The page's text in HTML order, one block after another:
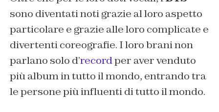
sono diventati noti grazie al loro aspetto
particolare e grazie alle loro complicate e
divertenti coreografie. I loro brani non
parlano solo d’recordper aver venduto
più album in tutto il mondo, entrando tra
le persone più influenti di tutto il mondo.